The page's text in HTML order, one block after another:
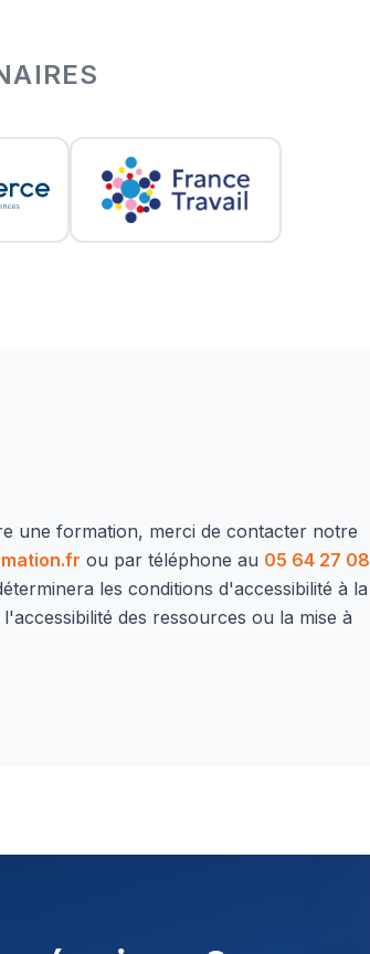
une formation, merci de contacter notre
ou par téléphone au 05 64 27 08
les conditions d'accessibilité à la
des ressources ou la mise à